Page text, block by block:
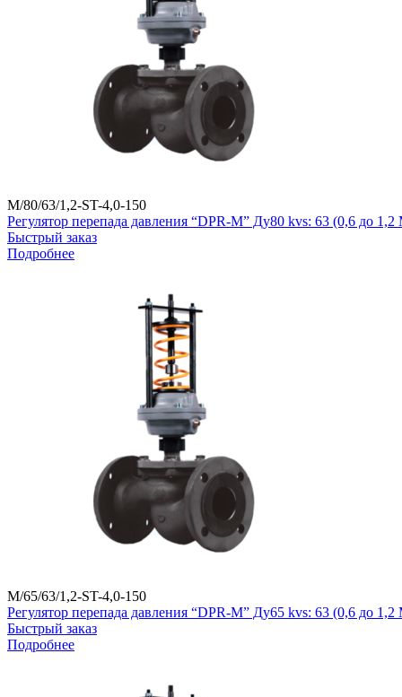
M/80/63/1,2-ST-4,0-150
Регулятор перепада давления “DPR-M” Ду80 kvs: 63 (0,6 до
Быстрый заказ
Подробнее
M/65/63/1,2-ST-4,0-150
Регулятор перепада давления “DPR-M” Ду65 kvs: 63 (0,6 до
Быстрый заказ
Подробнее